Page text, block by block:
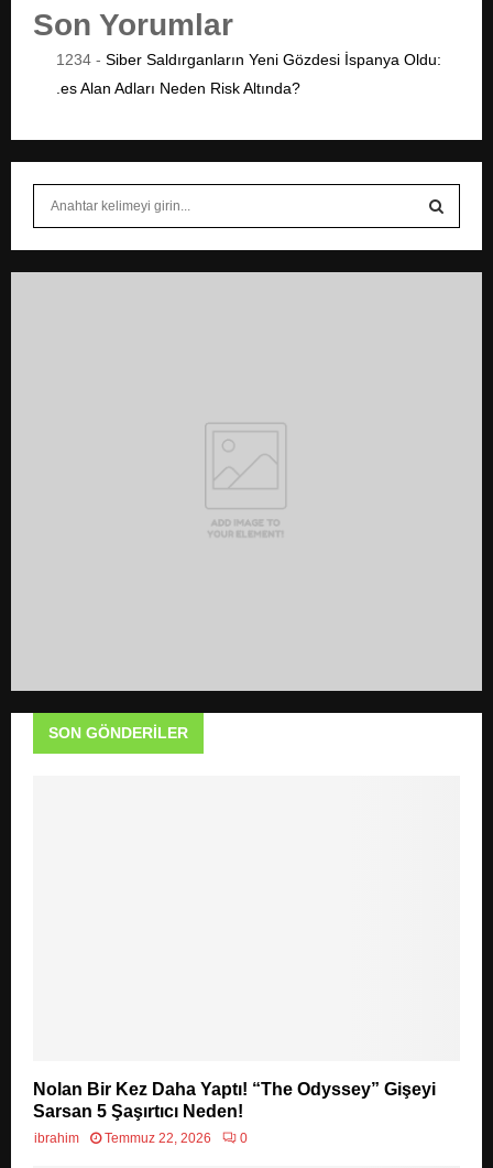
Son Yorumlar
1234 - Siber Saldırganların Yeni Gözdesi İspanya Oldu:
.es Alan Adları Neden Risk Altında?
S
SON GÖNDERILER
Nolan Bir Kez Daha Yaptı! “The Odyssey” Gişeyi
Sarsan 5 Şaşırtıcı Neden!
ibrahim Temmuz 22, 2026 0